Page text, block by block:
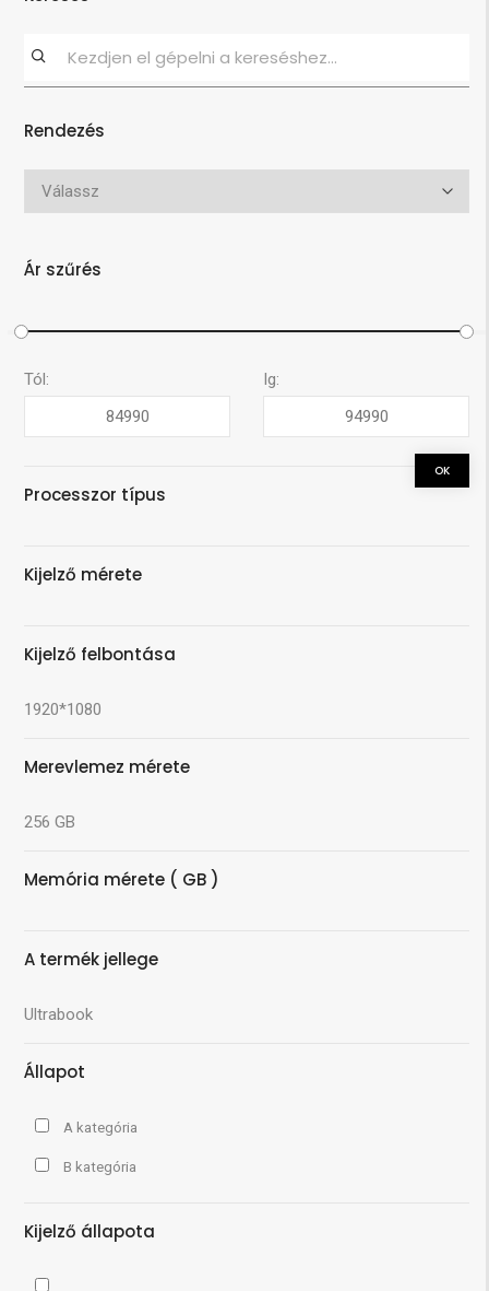
Rendezés
Ár szűrés
Tól: Ig:
Processzor típus
Kijelző mérete
Kijelző felbontása
1920*1080
Merevlemez mérete
256 GB
Memória mérete ( GB )
A termék jellege
Ultrabook
Állapot
A kategória
B kategória
Kijelző állapota